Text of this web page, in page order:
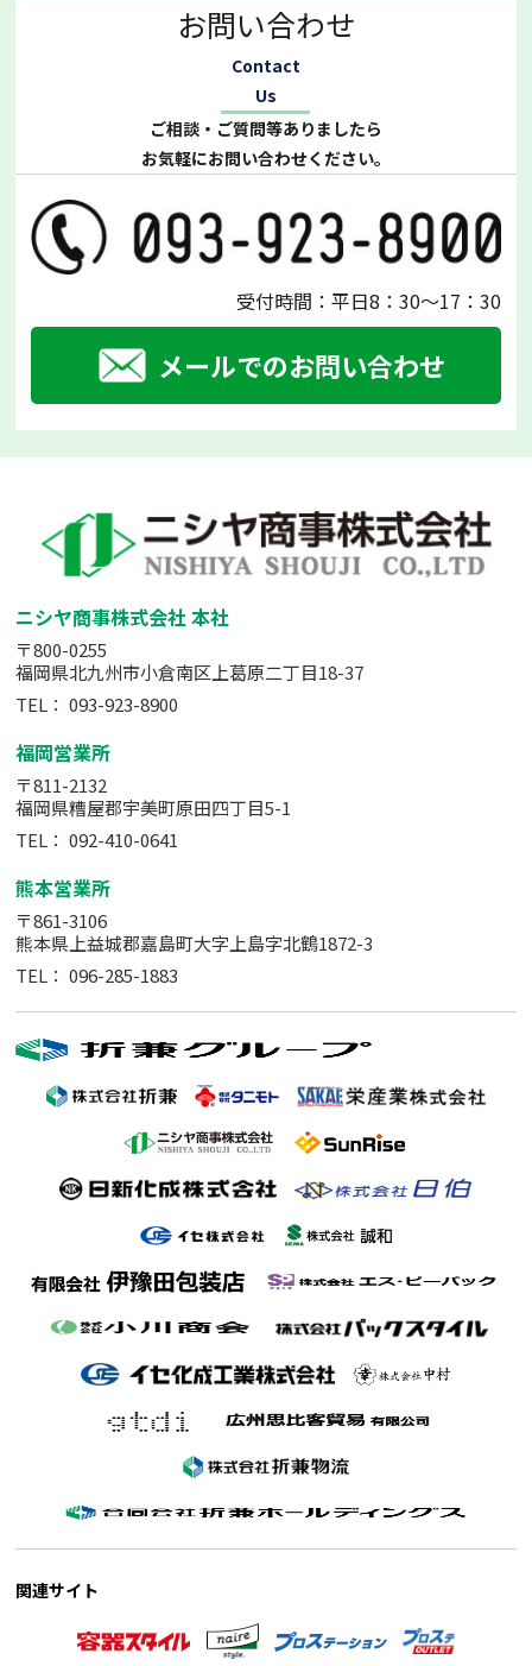
お問い合わせ
Contact
Us
ご相談・ご質問等ありましたら
お気軽にお問い合わせください。
受付時間：平日8：30～17：30
メールでのお問い合わせ
ニシヤ商事株式会社 本社
〒800-0255
福岡県北九州市小倉南区上葛原二丁目18-37
TEL：093-923-8900
福岡営業所
〒811-2132
福岡県糟屋郡宇美町原田四丁目5-1
TEL：092-410-0641
熊本営業所
〒861-3106
熊本県上益城郡嘉島町大字上島字北鶴1872-3
TEL：096-285-1883
関連サイト